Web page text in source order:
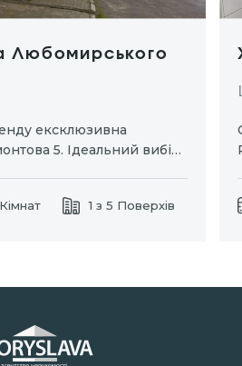
Любомирського
ексклюзивна
5. Ідеальний вибір
без зайвих
1 з 5 Поверхів